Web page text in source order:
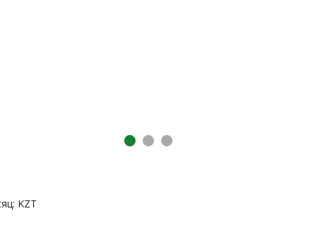
KZT